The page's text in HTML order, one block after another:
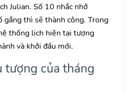
Julian. Số 10 nhắc nhở
gắng thì sẽ thành công. Trong
thống lịch hiện tại tượng
và khởi đầu mới.
tượng của tháng